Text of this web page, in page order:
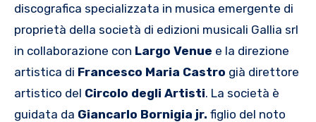
discografica specializzata in musica emergente di
proprietà della società di edizioni musicali Gallia srl
in collaborazione con Largo Venue e la direzione
artistica di Francesco Maria Castro già direttore
artistico del Circolo degli Artisti. La società è
guidata da Giancarlo Bornigia jr. figlio del noto